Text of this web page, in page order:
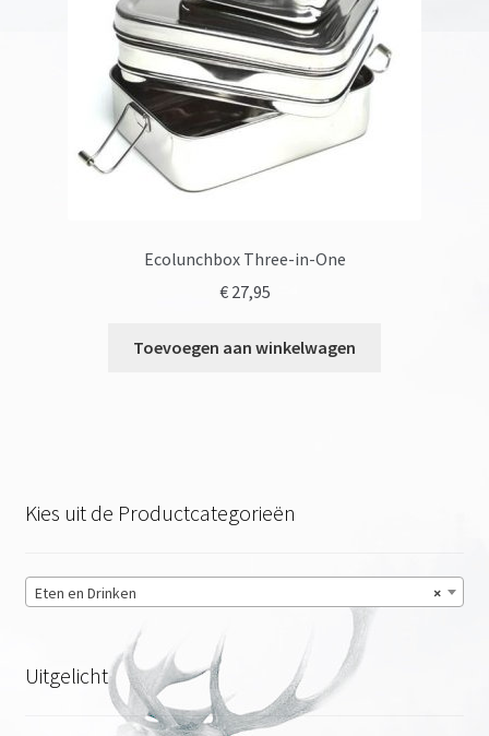
Ecolunchbox Three-in-One
€27,95
Toevoegen aan winkelwagen
Kies uit de Productcategorieën
×
Eten en Drinken
Uitgelicht